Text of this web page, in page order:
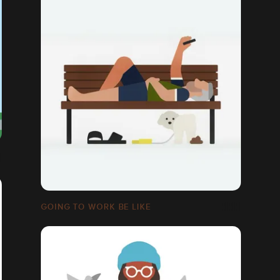
GOING TO WORK BE LIKE